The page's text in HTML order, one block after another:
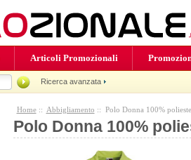
Articoli Promozionali
Ricerca avanzata
Home:: Abbigliamento :: Polo Donna 100%
Polo Donna 100%